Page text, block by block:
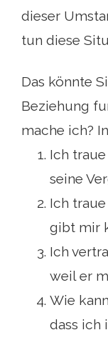
dieser
tun diese
Das könnte
Beziehung
mache ich?
Ich
seine
Ich
gibt mir
Ich
weil er
Wie
dass ich